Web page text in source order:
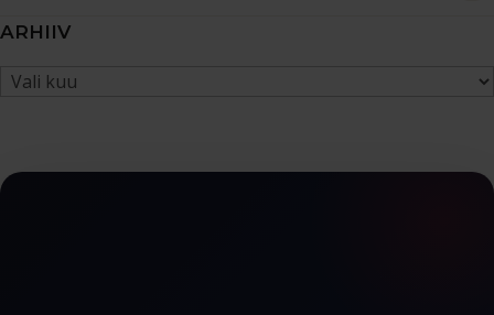
ARHIIV
Arhiiv